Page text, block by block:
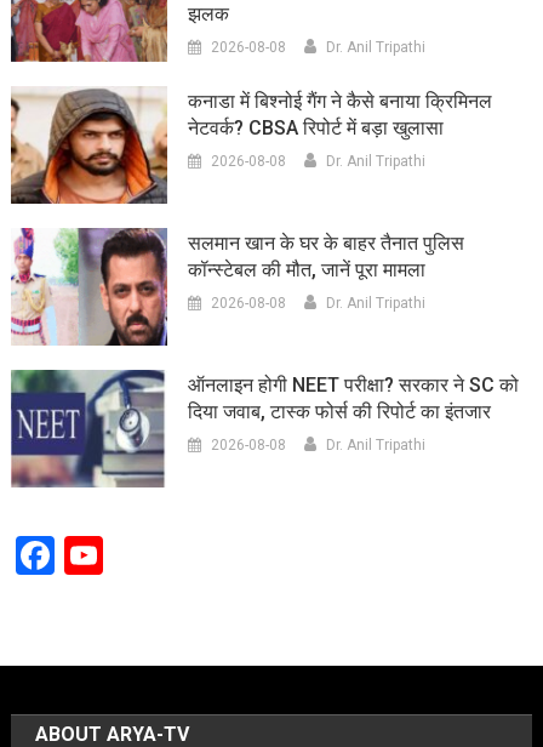
झलक
2026-08-08 Dr. Anil Tripathi
कनाडा में बिश्नोई गैंग ने कैसे बनाया क्रिमिनल
नेटवर्क? CBSA रिपोर्ट में बड़ा खुलासा
2026-08-08 Dr. Anil Tripathi
सलमान खान के घर के बाहर तैनात पुलिस
कॉन्स्टेबल की मौत, जानें पूरा मामला
2026-08-08 Dr. Anil Tripathi
ऑनलाइन होगी NEET परीक्षा? सरकार ने SC को
दिया जवाब, टास्क फोर्स की रिपोर्ट का इंतजार
2026-08-08 Dr. Anil Tripathi
Facebook
YouTube
ABOUT ARYA-TV